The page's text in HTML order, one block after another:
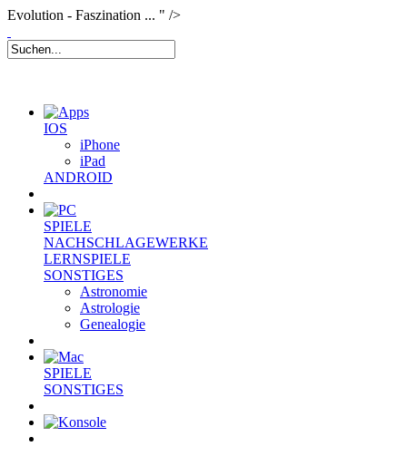
Evolution - Faszination ... " />
IOS
iPhone
iPad
ANDROID
SPIELE
NACHSCHLAGEWERKE
LERNSPIELE
SONSTIGES
Astronomie
Astrologie
Genealogie
SPIELE
SONSTIGES